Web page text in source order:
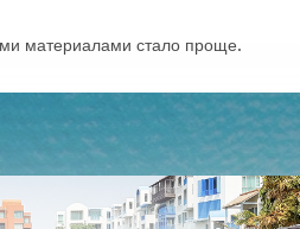
материалами стало проще.